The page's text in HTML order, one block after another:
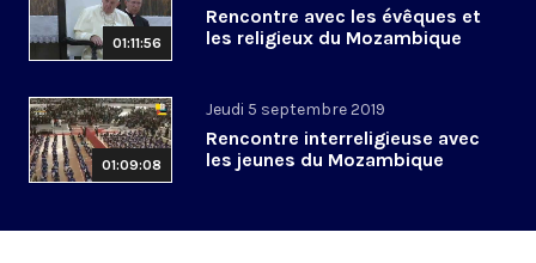
01:11:56
Rencontre avec les évêques et
les religieux du Mozambique
01:09:08
Jeudi 5 septembre 2019
Rencontre interreligieuse avec
les jeunes du Mozambique